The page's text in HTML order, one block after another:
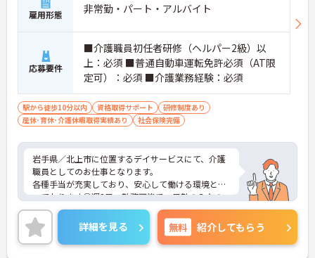
雇用形態 非常勤・パート・アルバイト
応募要件
■介護職員初任者研修（ヘルパー2級）以
上：必須 ■普通自動車運転免許必須（AT限
定可）：必須 ■介護業務経験：必須
駅から徒歩10分以内 資格取得サポート
研修制度あり
産休･育休･介護休暇取得実績あり
社会保険完備
岩手県／北上市に位置するデイサービスにて、介護
職員としてのお仕事となります。
各種手当が充実しており、安心して働ける環境とな
っております◎週2日～勤務可能で、日勤のみなの
でご自身のご都合に合わせた働き方ができます◎
ご興味ある方は面接ポイントをお伝えしますので、
お気軽にお問い合わせください♪
詳細を見る 無料 紹介してもらう